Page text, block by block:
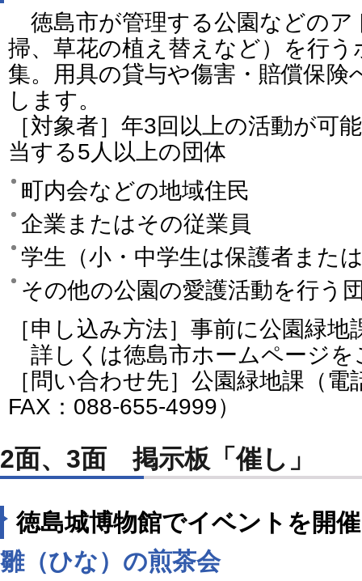
徳島市が管理する公園などのア
掃、草花の植え替えなど）を行
集。用具の貸与や傷害・賠償保険
します。
［対象者］年3回以上の活動が可
当する5人以上の団体
町内会などの地域住民
企業またはその従業員
学生（小・中学生は保護者また
その他の公園の愛護活動を行う
［申し込み方法］事前に公園緑
詳しくは徳島市ホームページを
［問い合わせ先］公園緑地課（
FAX：088-655-4999）
2面、3面 掲示板「催し」
徳島城博物館でイベントを開催
雛（ひな）の煎茶会